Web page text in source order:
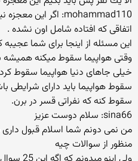
mohammad110: اگر این معجزه نیست پس چی میتونه باشه
اتفاقی كه افتاده شامل اون نشده .
این مسئله از اینجا برای شما
وقتی هواپیما سقوط میكنه همیشه
خیلی جاهای دنیا هواپیما سقوط
سقوط هواپیما باید دارای
سقوط كنه كه نفراتی قسر در برن.
sina66: سلام دوست عزیز
من نمی دونم شما اسلام قبول داری
منظور از سوالات چیه